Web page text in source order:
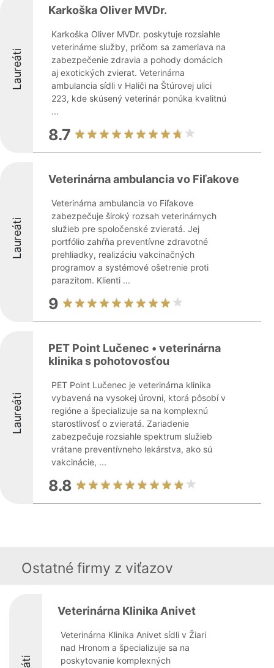
Laureáti
Karkoška Oliver MVDr.
Karkoška Oliver MVDr. poskytuje rozsiahle
veterinárne služby, pričom sa zameriava na
zabezpečenie zdravia a pohody domácich
aj exotických zvierat. Veterinárna
ambulancia sídli v Haliči na Štúrovej ulici
223, kde skúsený veterinár ponúka kvalitnú
...
8.7
Laureáti
Veterinárna ambulancia vo Fiľakove
Veterinárna ambulancia vo Fiľakove
zabezpečuje široký rozsah veterinárnych
služieb pre spoločenské zvieratá. Jej
portfólio zahŕňa preventívne zdravotné
prehliadky, realizáciu vakcinačných
programov a systémové ošetrenie proti
parazitom. Klienti ...
9
Laureáti
PET Point Lučenec • veterinárna
klinika s pohotovosťou
PET Point Lučenec je veterinárna klinika
vybavená na vysokej úrovni, ktorá pôsobí v
regióne a špecializuje sa na komplexnú
starostlivosť o zvieratá. Zariadenie
zabezpečuje rozsiahle spektrum služieb
vrátane preventívneho lekárstva, ako sú
vakcinácie, ...
8.8
Ostatné firmy z viťazov
Veterinárna Klinika Anivet
Veterinárna Klinika Anivet sídli v Žiari
nad Hronom a špecializuje sa na
poskytovanie komplexných